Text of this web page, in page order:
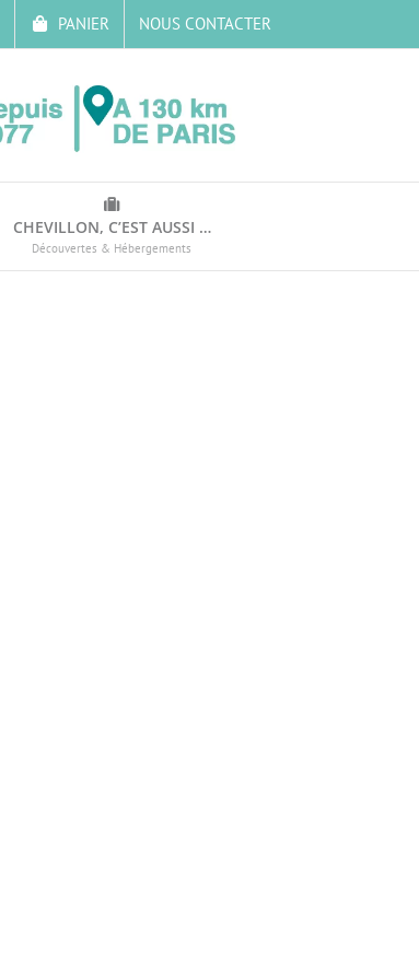
PANIER NOUS CONTACTER
CHEVILLON, C’EST AUSSI …
Découvertes & Hébergements